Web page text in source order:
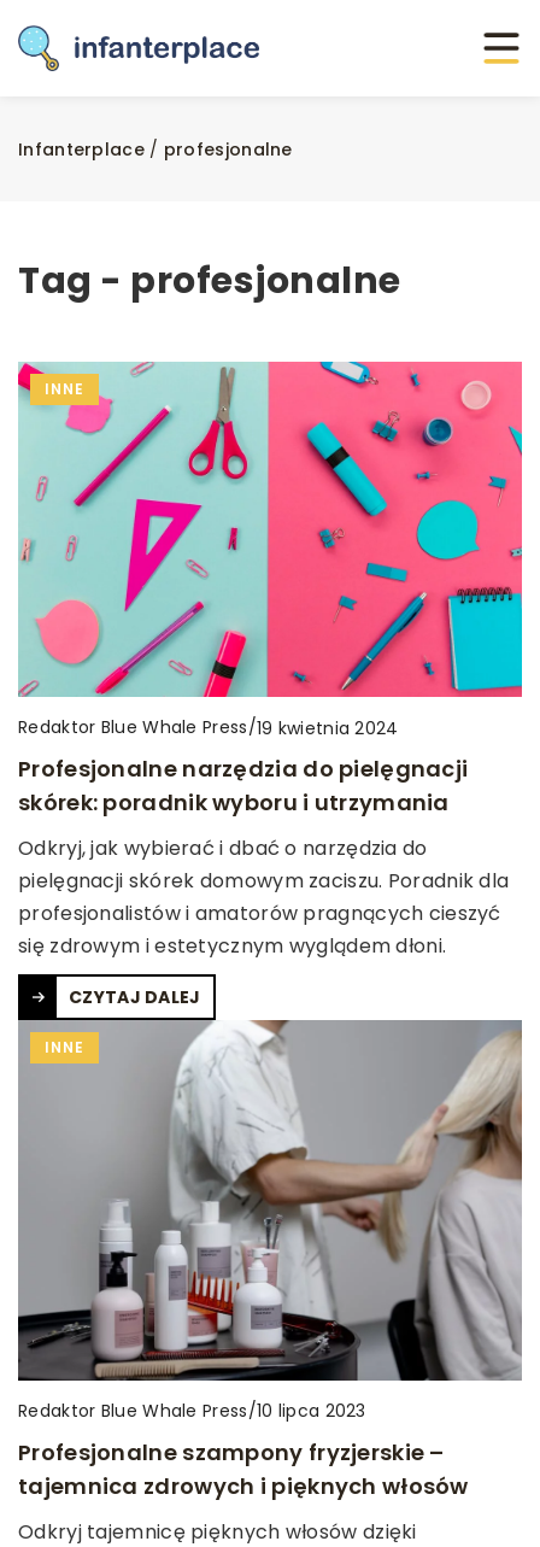
Infanterplace/ profesjonalne
Tag - profesjonalne
INNE
Redaktor Blue Whale Press/19 kwietnia 2024
Profesjonalne narzędzia do pielęgnacji
skórek: poradnik wyboru i utrzymania
Odkryj, jak wybierać i dbać o narzędzia do
pielęgnacji skórek domowym zaciszu. Poradnik dla
profesjonalistów i amatorów pragnących cieszyć
się zdrowym i estetycznym wyglądem dłoni.
CZYTAJ DALEJ
INNE
Redaktor Blue Whale Press/10 lipca 2023
Profesjonalne szampony fryzjerskie –
tajemnica zdrowych i pięknych włosów
Odkryj tajemnicę pięknych włosów dzięki